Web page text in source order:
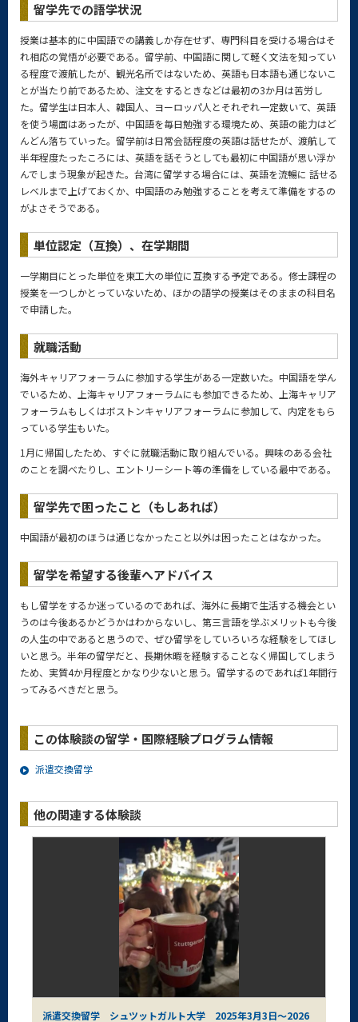
留学先での語学状況
授業は基本的に中国語での講義しか存在せず、専門科目を受ける場合はそ
れ相応の覚悟が必要である。留学前、中国語に関して軽く文法を知ってい
る程度で渡航したが、観光名所ではないため、英語も日本語も通じないこ
とが当たり前であるため、注文をするときなどは最初の3か月は苦労し
た。留学生は日本人、韓国人、ヨーロッパ人とそれぞれ一定数いて、英語
を使う場面はあったが、中国語を毎日勉強する環境ため、英語の能力はど
んどん落ちていった。留学前は日常会話程度の英語は話せたが、渡航して
半年程度たったころには、英語を話そうとしても最初に中国語が思い浮か
んでしまう現象が起きた。台湾に留学する場合には、英語を流暢に 話せる
レベルまで上げておくか、中国語のみ勉強することを考えて準備をするの
がよさそうである。
単位認定（互換）、在学期間
一学期目にとった単位を東工大の単位に互換する予定である。修士課程の
授業を一つしかとっていないため、ほかの語学の授業はそのままの科目名
で申請した。
就職活動
海外キャリアフォーラムに参加する学生がある一定数いた。中国語を学ん
でいるため、上海キャリアフォーラムにも参加できるため、上海キャリア
フォーラムもしくはボストンキャリアフォーラムに参加して、内定をもら
っている学生もいた。
1月に帰国したため、すぐに就職活動に取り組んでいる。興味のある会社
のことを調べたりし、エントリーシート等の準備をしている最中である。
留学先で困ったこと（もしあれば）
中国語が最初のほうは通じなかったこと以外は困ったことはなかった。
留学を希望する後輩へアドバイス
もし留学をするか迷っているのであれば、海外に長期で生活する機会とい
うのは今後あるかどうかはわからないし、第三言語を学ぶメリットも今後
の人生の中であると思うので、ぜひ留学をしていろいろな経験をしてほし
いと思う。半年の留学だと、長期休暇を経験することなく帰国してしまう
ため、実質4か月程度とかなり少ないと思う。留学するのであれば1年間行
ってみるべきだと思う。
この体験談の留学・国際経験プログラム情報
派遣交換留学
他の関連する体験談
派遣交換留学 シュツットガルト大学 2025年3月3日～2026